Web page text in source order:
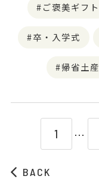
ご褒美ギフト
卒・入学式
帰省土産
BACK
1 ⋯